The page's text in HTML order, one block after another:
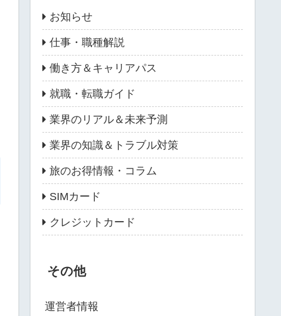
お知らせ
仕事・職種解説
働き方＆キャリアパス
就職・転職ガイド
業界のリアル＆未来予測
業界の知識＆トラブル対策
旅のお得情報・コラム
SIMカード
クレジットカード
その他
運営者情報